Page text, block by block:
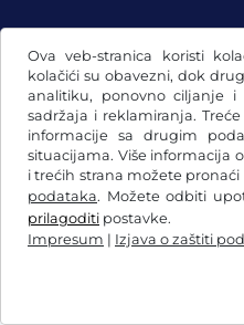
Ova veb-stranica koristi
kolačići su obavezni, dok
analitiku, ponovno ciljanje i
sadržaja i reklamiranja.
informacije sa drugim
situacijama. Više informacija
i trećih strana možete pronaći
podataka. Možete odbiti
prilagoditi postavke.
Impresum | Izjava o zaštiti